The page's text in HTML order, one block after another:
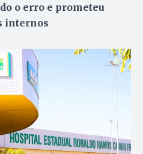
o erro e prometeu
internos